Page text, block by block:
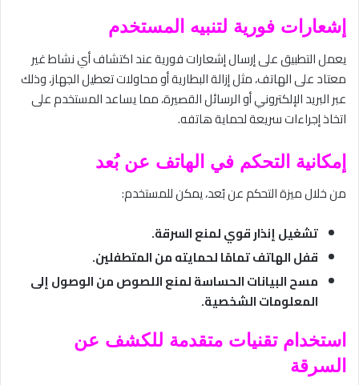
إشعارات فورية لتنبيه المستخدم
يعمل التطبيق على إرسال إشعارات فورية عند اكتشاف أي نشاط غير
معتاد على الهاتف، مثل إزالة البطارية أو محاولات تعطيل الجهاز، وذلك
عبر البريد الإلكتروني أو الرسائل القصيرة، مما يساعد المستخدم على
اتخاذ إجراءات سريعة لحماية هاتفه.
إمكانية التحكم في الهاتف عن بُعد
من خلال ميزة التحكم عن بُعد، يمكن للمستخدم:
تشغيل إنذار قوي لمنع السرقة.
قفل الهاتف تمامًا لحمايته من المتطفلين.
مسح البيانات الحساسة لمنع اللصوص من الوصول إلى
المعلومات الشخصية.
استخدام تقنيات متقدمة للكشف عن
السرقة